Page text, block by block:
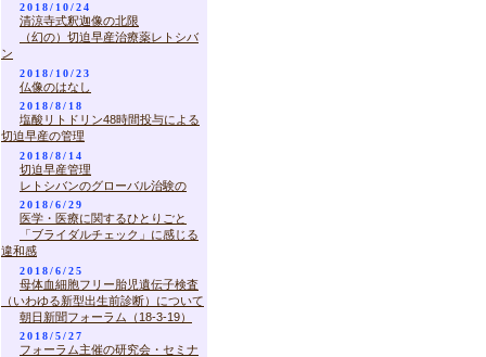
2018/10/24
清涼寺式釈迦像の北限
（幻の）切迫早産治療薬レトシバ
ン
2018/10/23
仏像のはなし
2018/8/18
塩酸リトドリン48時間投与による
切迫早産の管理
2018/8/14
切迫早産管理
レトシバンのグローバル治験の
2018/6/29
医学・医療に関するひとりごと
「ブライダルチェック」に感じる
違和感
2018/6/25
母体血細胞フリー胎児遺伝子検査
（いわゆる新型出生前診断）について
朝日新聞フォーラム（18-3-19）
2018/5/27
フォーラム主催の研究会・セミナ